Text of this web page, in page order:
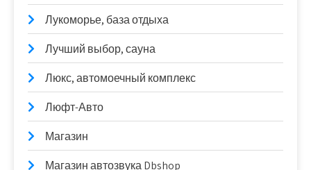
Лукоморье, база отдыха
Лучший выбор, сауна
Люкс, автомоечный комплекс
Люфт-Авто
Магазин
Магазин автозвука Dbshop